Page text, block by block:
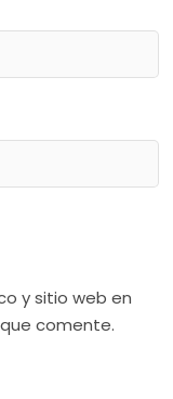
y sitio web en
comente.